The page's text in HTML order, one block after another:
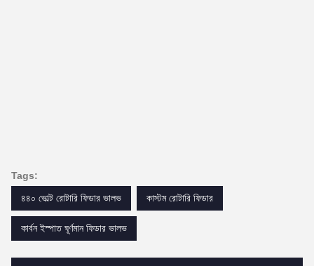
Tags:
৪৪০ ভোল্ট রোটারি ফিডার ভালভ
কাস্টম রোটারি ফিডার
কার্বন ইস্পাত ঘূর্ণমান ফিডার ভালভ